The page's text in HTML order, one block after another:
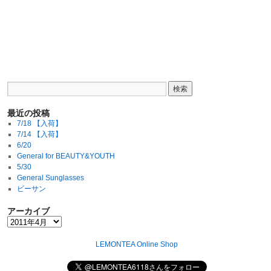
最近の投稿
7/18 【入荷】
7/14 【入荷】
6/20
General for BEAUTY&YOUTH
5/30
General Sunglasses
ビーサン
アーカイブ
LEMONTEA Online Shop